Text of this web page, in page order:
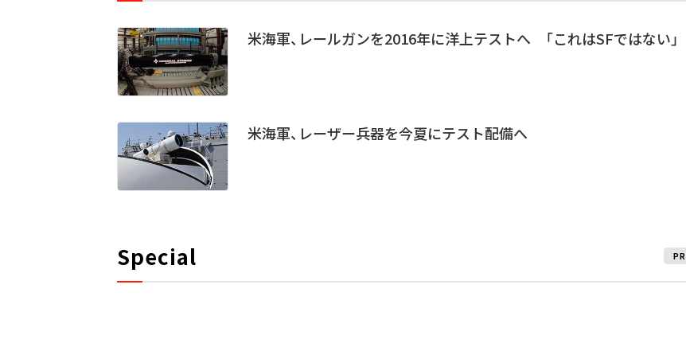
米海軍、レールガンを2016年に洋上テストへ 「これはSFではない」
米海軍、レーザー兵器を今夏にテスト配備へ
Special PR